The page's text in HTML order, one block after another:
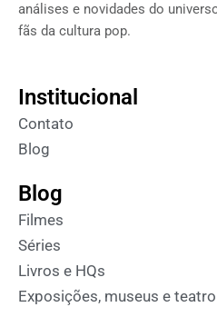
análises e novidades do
fãs da cultura pop.
Institucional
Contato
Blog
Blog
Filmes
Séries
Livros e HQs
Exposições, museus e teatro